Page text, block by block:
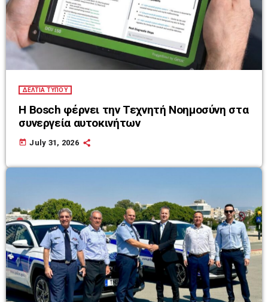
ΔΕΛΤΙΑ ΤΥΠΟΥ
Η Bosch φέρνει την Τεχνητή Νοημοσύνη στα
συνεργεία αυτοκινήτων
today July 31, 2026